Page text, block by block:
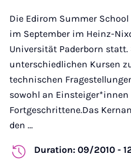
Die Edirom Summer
im September im Heinz-
Universität Paderborn
unterschiedlichen Kursen
technischen
sowohl an Einsteiger*innen
Fortgeschrittene.Das
den ...
Duration: 09/2010 -